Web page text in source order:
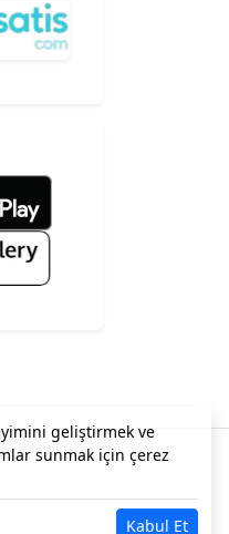
geliştirmek ve
sunmak için çerez
Kabul Et